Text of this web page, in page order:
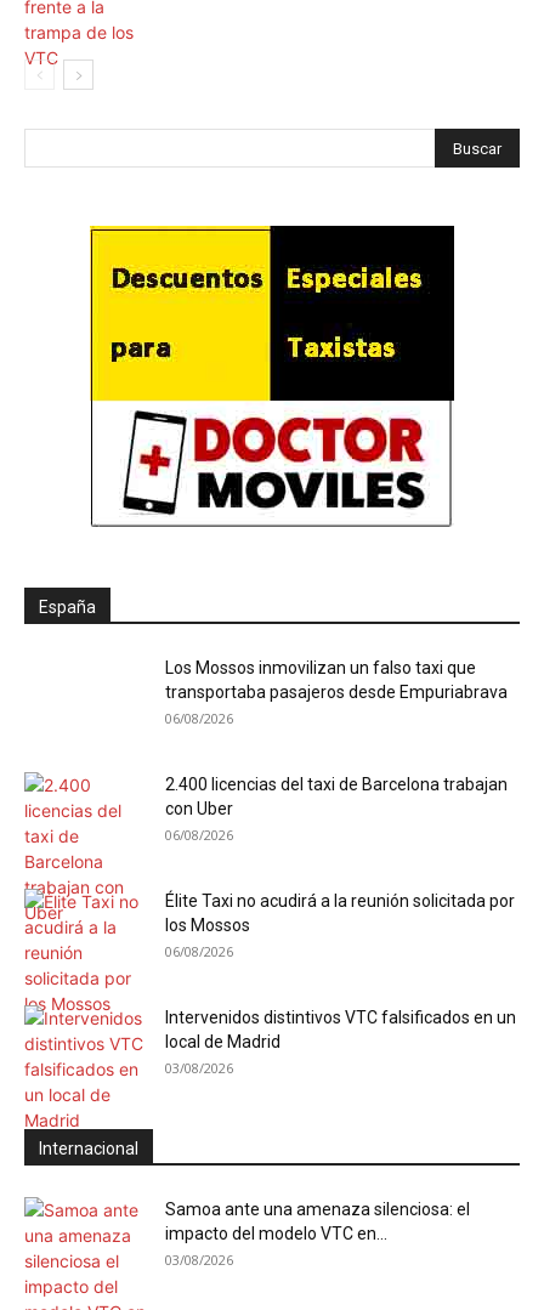
España
Los Mossos inmovilizan un falso taxi que
transportaba pasajeros desde Empuriabrava
06/08/2026
2.400 licencias del taxi de Barcelona trabajan
con Uber
06/08/2026
Élite Taxi no acudirá a la reunión solicitada por
los Mossos
06/08/2026
Intervenidos distintivos VTC falsificados en un
local de Madrid
03/08/2026
Internacional
Samoa ante una amenaza silenciosa: el
impacto del modelo VTC en...
03/08/2026